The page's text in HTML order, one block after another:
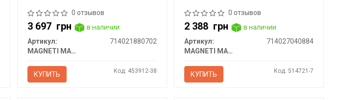
0 отзывов
3 697 грн
в наличии
Артикул:
714021880702
MAGNETI MARELLI
КУПИТЬ Код: 453912-38
0 отзывов
2 388 грн
в наличии
Артикул:
714027040884
MAGNETI MARELLI
КУПИТЬ Код: 514721-7